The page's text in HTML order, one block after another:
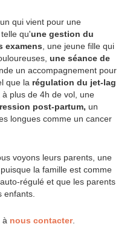
qui vient pour une
qu'une gestion du
examens , une jeune fille qui
une séance de
un accompagnement pour
que la régulation du jet-lag
plus de 4h de vol, une
post-partum, un
longues comme un cancer
voyons leurs parents, une
la famille est comme
régulé et que les parents
enfants.
à nous contacter.